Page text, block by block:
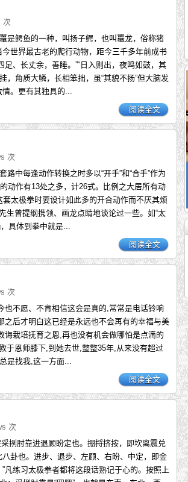
次
是鳄鱼的一种，叫扬子鳄，也叫鼍龙，俗称猪
世界最古老的爬行动物，距今三千多年前成书
、长丈余，善睡。”“日入则出，夜鸣如鼓，其
角质大鳞，长相笨拙，虽“其貌不扬”但大脑发
。更有其独具的...
阅读全文
次
中每逢动作转换之时多以“开手”和“合手”作为
动作有13处之多，计26式。比例之大居所有动
太极拳时要设计如此多的开合动作而不厌其烦
生曾提纲携领、画龙点睛地谈论过一些。如“太
具体到拳中就是...
阅读全文
次
不愿、不肯相信这会是真的,常常是电话铃响
后才明白这已经是永远也不会再有的幸福与美
栽培抚育之恩,再也没有机会做哪怕是点滴的
于恩师膝下,到她去世,整整35年,从来没有超过
是找我,这一方面...
阅读全文
次
挒肘靠进退顾盼定也。掤捋挤按，即坎离震兑
卦也。进步、退步、左顾、右盼、中定，即金
凡练习太极拳者都将这段话熟记于心的。按照上